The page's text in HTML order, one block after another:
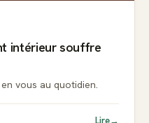
intérieur souffre
vous au quotidien.